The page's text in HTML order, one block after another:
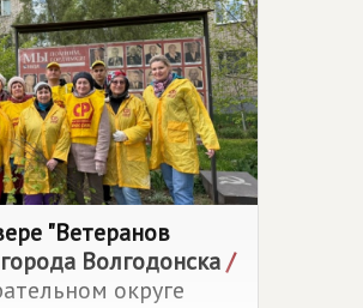
"Ветеранов
Волгодонска/
округе